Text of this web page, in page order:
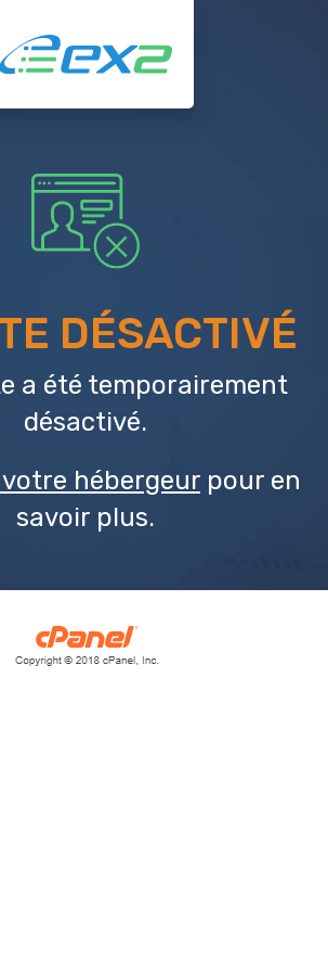
DÉSACTIVÉ
a été temporairement
désactivé.
hébergeur pour en
savoir plus.